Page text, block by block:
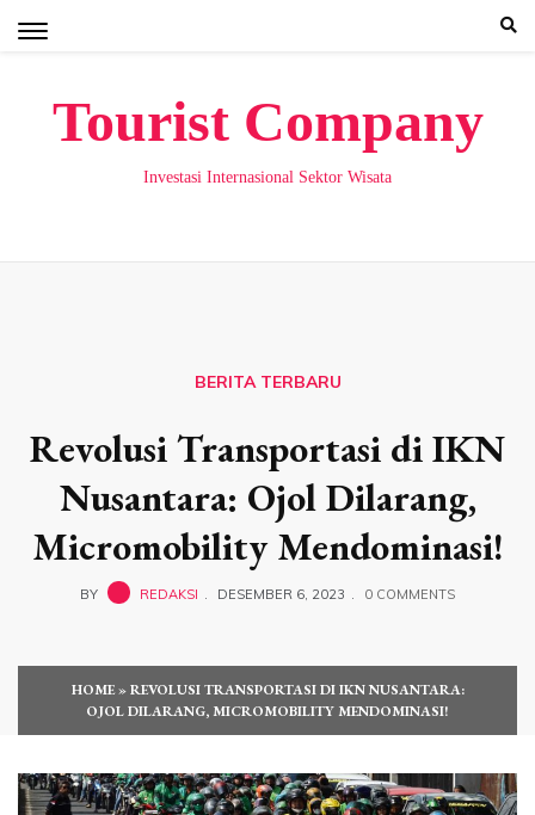
Tourist Company
Investasi Internasional Sektor Wisata
BERITA TERBARU
Revolusi Transportasi di IKN
Nusantara: Ojol Dilarang,
Micromobility Mendominasi!
BY REDAKSI DESEMBER 6, 2023 0 COMMENTS
HOME»REVOLUSI TRANSPORTASI DI IKN NUSANTARA:
OJOL DILARANG, MICROMOBILITY MENDOMINASI!